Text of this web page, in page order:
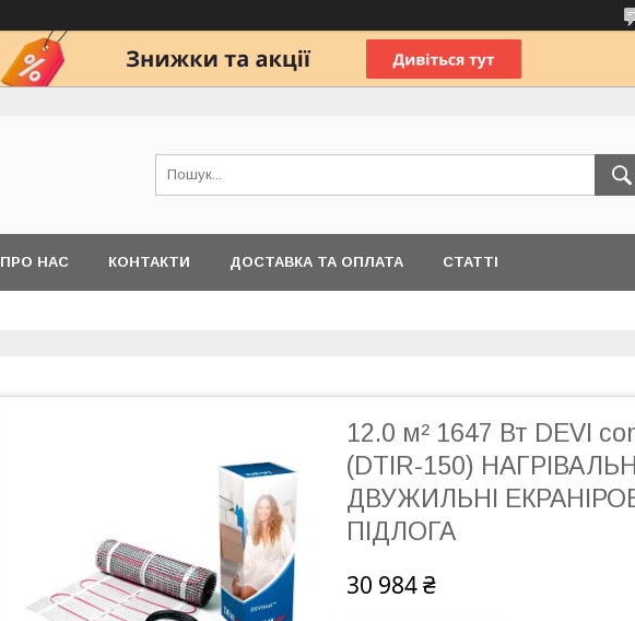
ПРО НАС КОНТАКТИ ДОСТАВКА ТА ОПЛАТА СТАТТІ
12.0 м² 1647 Вт DEVI
(DTIR-150)
ДВУЖИЛЬНІ
ПІДЛОГА
30 984 ₴